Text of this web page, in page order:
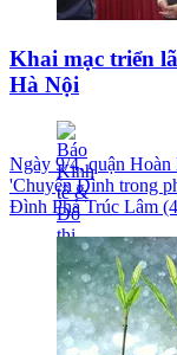
Khai mạc triển
Hà Nội
Ngày 9/4, quận
'Chuyện Đình trong
Đình Phả Trúc Lâm